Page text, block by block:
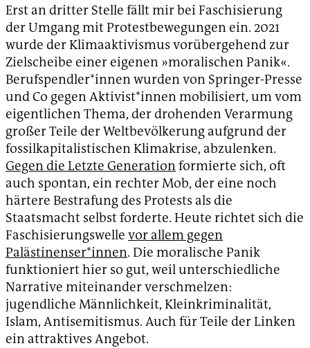
Erst an dritter Stelle fällt mir bei Faschisierung
der Umgang mit Protestbewegungen ein. 2021
wurde der Klimaaktivismus vorübergehend zur
Zielscheibe einer eigenen »moralischen Panik«.
Berufspendler*innen wurden von Springer-Presse
und Co gegen Aktivist*innen mobilisiert, um vom
eigentlichen Thema, der drohenden Verarmung
großer Teile der Weltbevölkerung aufgrund der
fossilkapitalistischen Klimakrise, abzulenken.
Gegen die Letzte Generationformierte sich, oft
auch spontan, ein rechter Mob, der eine noch
härtere Bestrafung des Protests als die
Staatsmacht selbst forderte. Heute richtet sich die
Faschisierungswelle vor allem gegen
Palästinenser*innen. Die moralische Panik
funktioniert hier so gut, weil unterschiedliche
Narrative miteinander verschmelzen:
jugendliche Männlichkeit, Kleinkriminalität,
Islam, Antisemitismus. Auch für Teile der Linken
ein attraktives Angebot.